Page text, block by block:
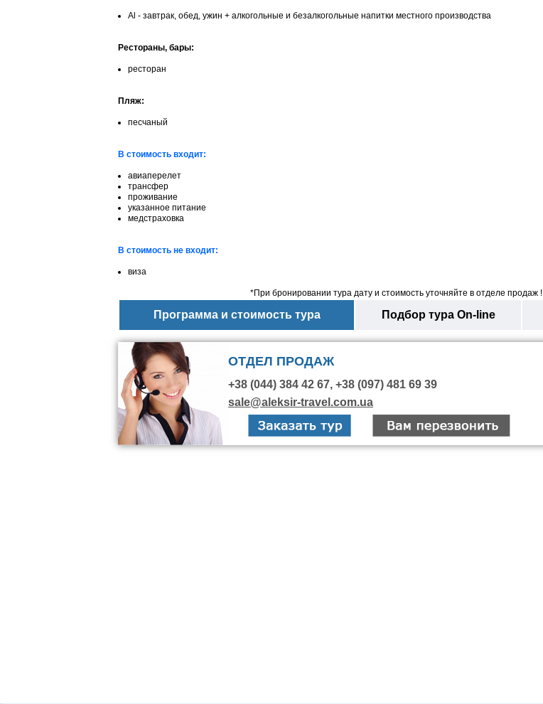
Al - завтрак, обед, ужин + алкогольные и безалкогольные напитки местного производства
Рестораны, бары:
ресторан
Пляж:
песчаный
В стоимость входит:
авиаперелет
трансфер
проживание
указанное питание
медстраховка
В стоимость не входит:
виза
*При бронировании тура дату и стоимость уточняйте в отделе продаж !
Программа и стоимость тура Подбор тура On-line
ОТДЕЛ ПРОДАЖ
+38 (044) 384 42 67, +38 (097) 481 69 39
sale@aleksir-travel.com.ua